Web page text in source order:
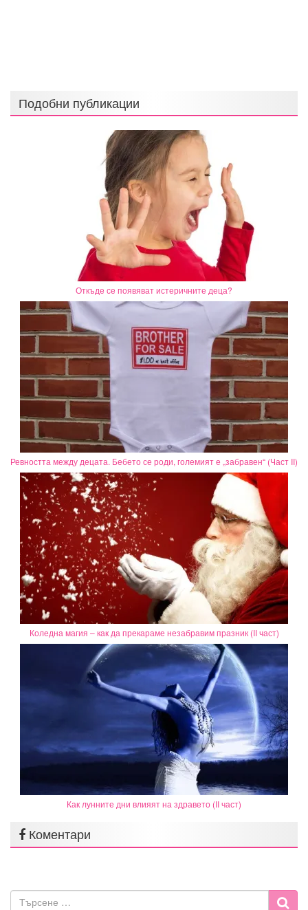
Подобни публикации
Откъде се появяват истеричните деца?
Ревността между децата. Бебето се роди, големият е „забравен“ (Част II)
Коледна магия – как да прекараме незабравим празник (II част)
Как лунните дни влияят на здравето (II част)
Коментари